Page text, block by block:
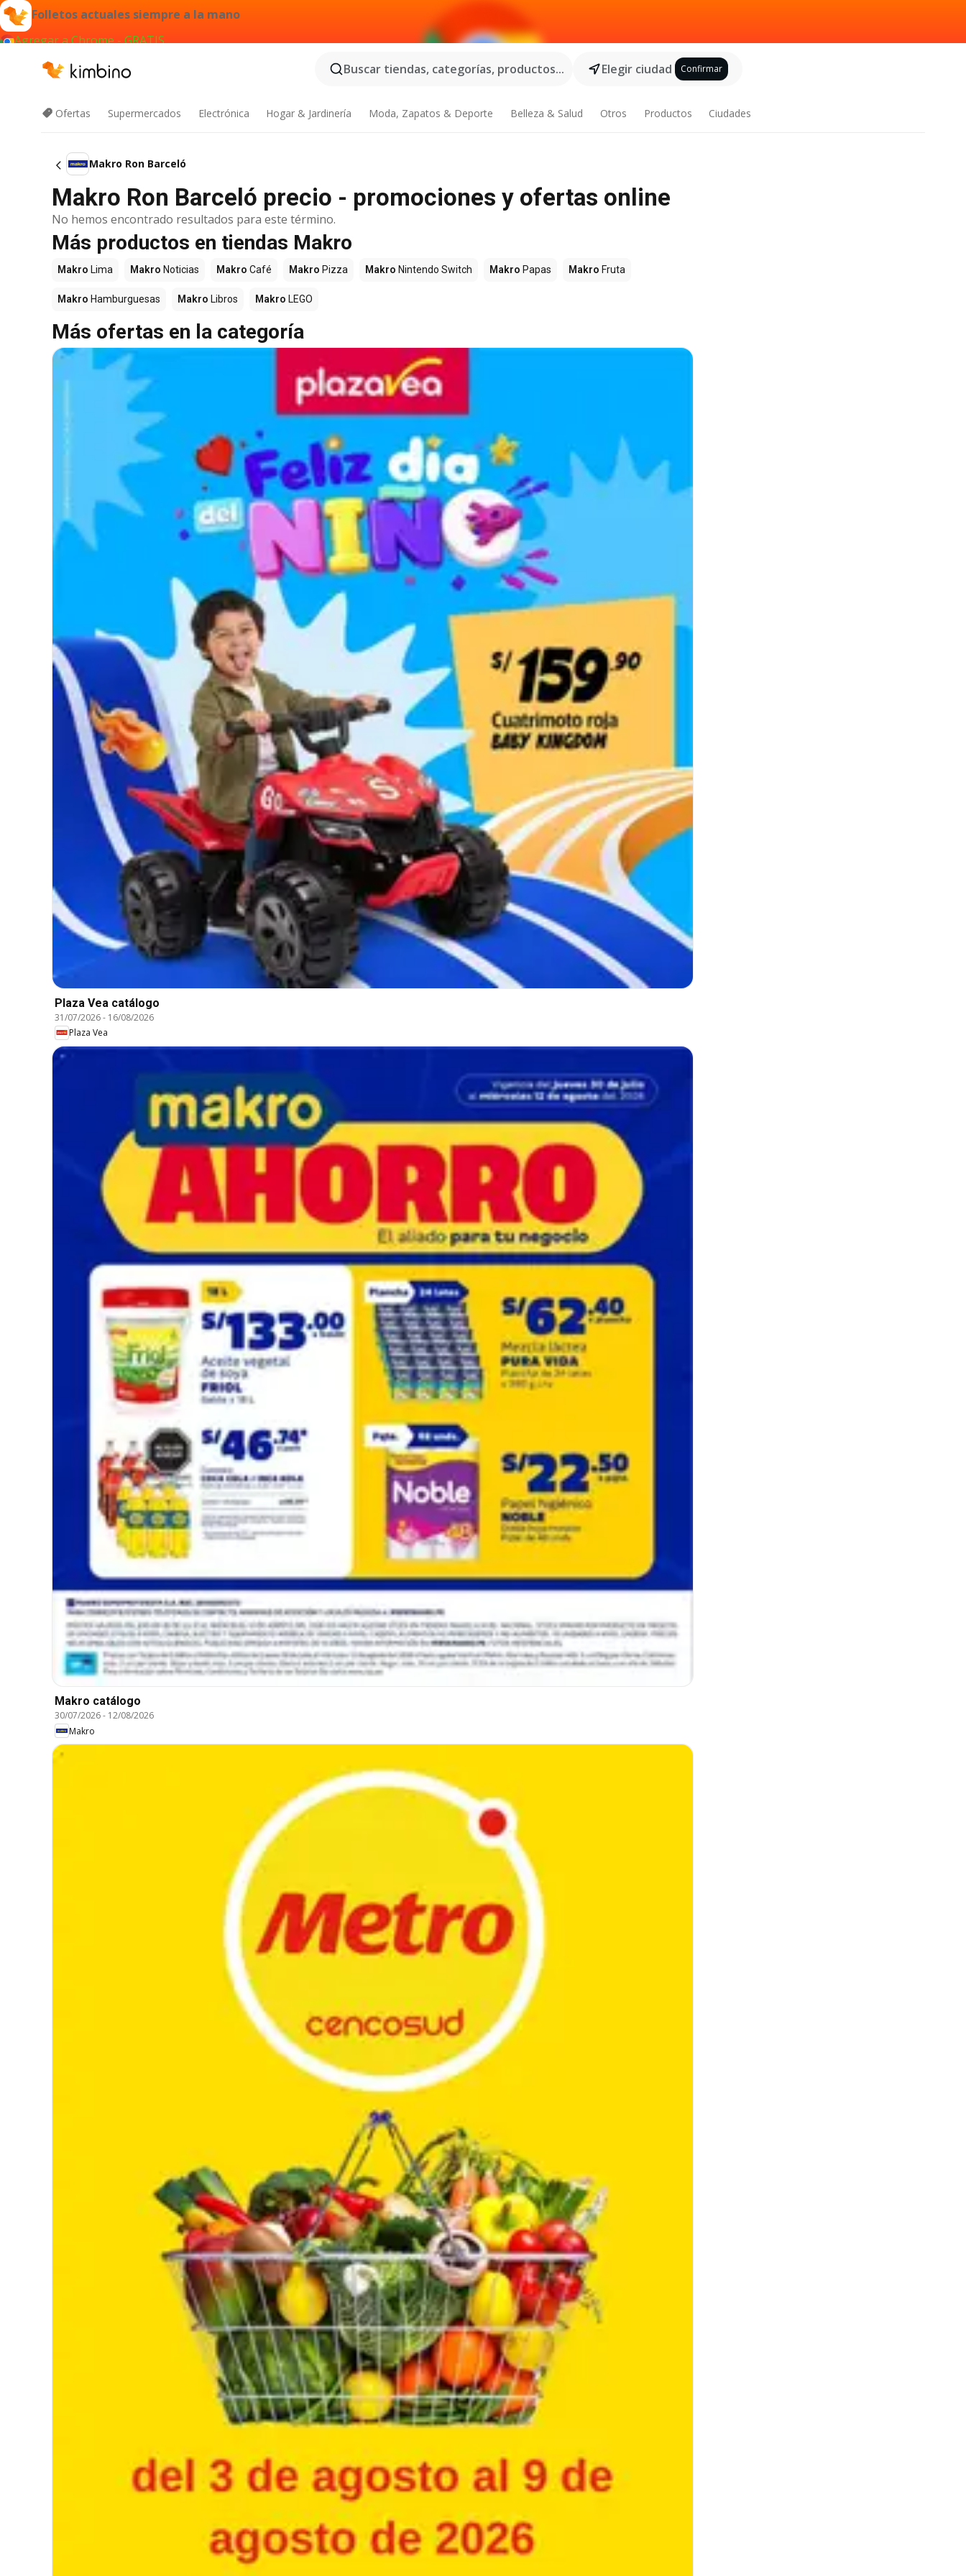
Folletos actuales siempre a la mano
Agregar a Chrome - GRATIS
Buscar tiendas, categorías, productos...
Elegir ciudad Confirmar
Ofertas Supermercados Electrónica Hogar & Jardinería Moda, Zapatos & Deporte Belleza & Salud Otros Productos Ciudades
Makro Ron Barceló
Makro Ron Barceló precio - promociones y ofertas online
No hemos encontrado resultados para este término.
Más productos en tiendas Makro
Makro Lima Makro Noticias Makro Café Makro Pizza Makro Nintendo Switch Makro Papas Makro Fruta
Makro Hamburguesas Makro Libros Makro LEGO
Más ofertas en la categoría
Plaza Vea catálogo
31/07/2026- 16/08/2026
Plaza Vea
Makro catálogo
30/07/2026- 12/08/2026
Makro